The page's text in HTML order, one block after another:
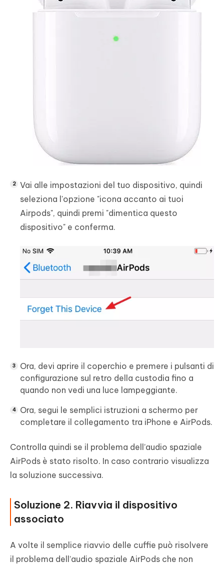
Vai alle impostazioni del tuo dispositivo, quindi
seleziona l'opzione "icona accanto ai tuoi
Airpods", quindi premi "dimentica questo
dispositivo" e conferma.
Ora, devi aprire il coperchio e premere i pulsanti di
configurazione sul retro della custodia fino a
quando non vedi una luce lampeggiante.
Ora, segui le semplici istruzioni a schermo per
completare il collegamento tra iPhone e AirPods.
Controlla quindi se il problema dell’audio spaziale
AirPods è stato risolto. In caso contrario visualizza
la soluzione successiva.
Soluzione 2. Riavvia il dispositivo
associato
A volte il semplice riavvio delle cuffie può risolvere
il problema dell’audio spaziale AirPods che non